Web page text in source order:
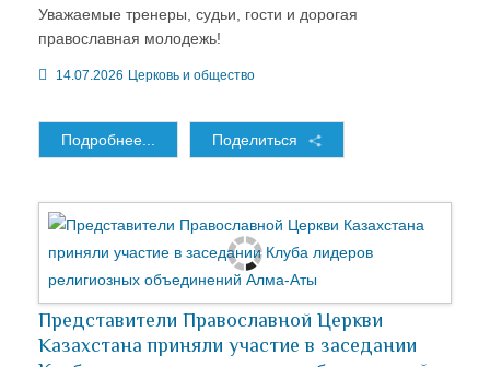
Уважаемые тренеры, судьи, гости и дорогая
православная молодежь!
14.07.2026 Церковь и общество
Подробнее... Поделиться
Представители Православной Церкви
Казахстана приняли участие в заседании